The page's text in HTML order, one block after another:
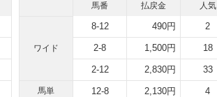
馬番 払戻金 人気
ワイド
8-12 490円 2
2-8 1,500円 18
2-12 2,830円 33
馬単 12-8 2,130円 4